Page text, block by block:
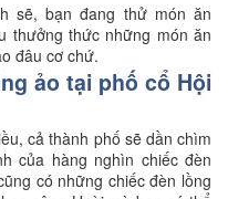
sẽ, bạn đang thử món ăn
thưởng thức những món ăn
đâu cơ chứ.
ảo tại phố cổ Hội
cả thành phố sẽ dần chìm
của hàng nghìn chiếc đèn
có những chiếc đèn lồng